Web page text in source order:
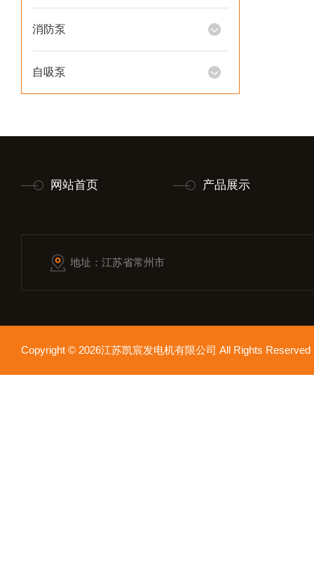
消防泵
自吸泵
网站首页 产品展示
地址：江苏省常州市
Copyright © 2026江苏凯宸发电机有限公司 All Rights